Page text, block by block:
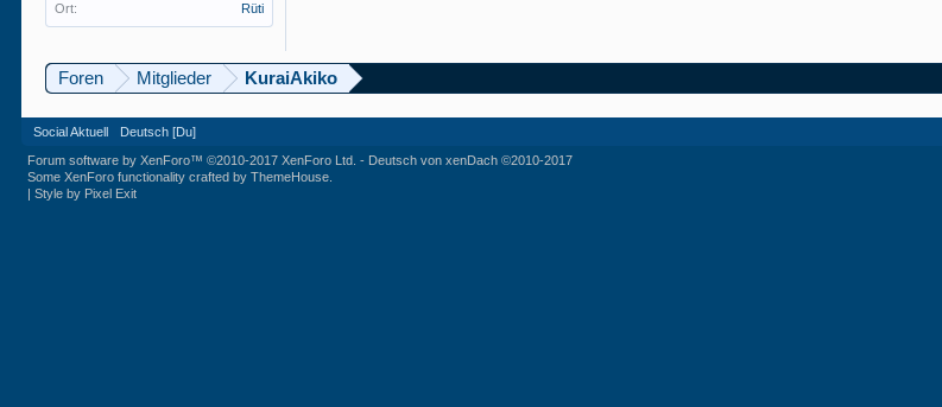
Ort:
Rüti
Foren Mitglieder KuraiAkiko
Social Aktuell Deutsch [Du]
Forum software by XenForo™©2010-2017 XenForo Ltd. - Deutsch von xenDach©2010-2017
Some XenForo functionality crafted byThemeHouse
|Style by Pixel Exit